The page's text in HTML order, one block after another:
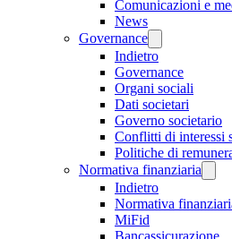
Comunicazioni e
News
Governance
Indietro
Governance
Organi sociali
Dati societari
Governo societario
Conflitti di interessi
Politiche di
Normativa finanziaria
Indietro
Normativa
MiFid
Bancassicurazione